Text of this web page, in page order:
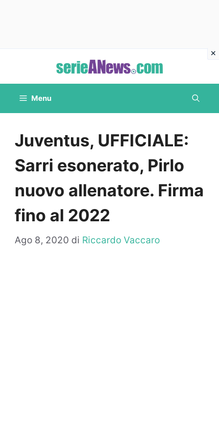
contenuto
Menu
Juventus, UFFICIALE:
Sarri esonerato, Pirlo
nuovo allenatore. Firma
fino al 2022
Ago 8, 2020 di Riccardo Vaccaro